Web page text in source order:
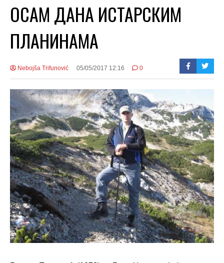
ОСАМ ДАНА ИСТАРСКИМ
ПЛАНИНАМА
Nebojša Trifunović 05/05/2017 12:16 0